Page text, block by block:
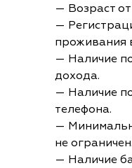
— Возраст от
—
проживания
— Наличие
дохода.
— Наличие
телефона.
—
не ограничен.
— Наличие